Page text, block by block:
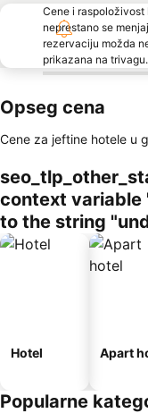
Cene i
neprestano se
rezervaciju možda
prikazana na trivagu.
Opseg cena
Cene za jeftine hotele u
context variable
to the string
Hotel Apart
Popularne